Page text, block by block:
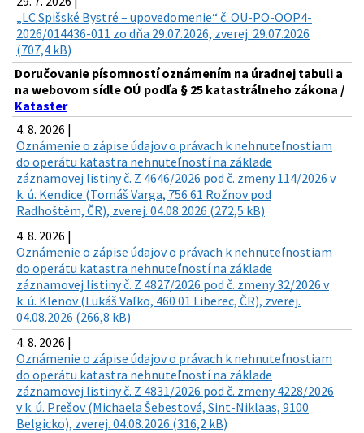
„LC Spišské Bystré – upovedomenie“ č. OU-PO-OOP4-
2026/014436-011 zo dňa 29.07.2026, zverej. 29.07.2026
(707,4 kB)
Doručovanie písomností oznámením na úradnej tabuli a
na webovom sídle OÚ podľa § 25 katastrálneho zákona /
Kataster
4. 8. 2026 |
Oznámenie o zápise údajov o právach k nehnuteľnostiam
do operátu katastra nehnuteľností na základe
záznamovej listiny č. Z 4646/2026 pod č. zmeny 114/2026 v
k. ú. Kendice (Tomáš Varga, 756 61 Rožnov pod
Radhoštěm, ČR), zverej. 04.08.2026 (272,5 kB)
4. 8. 2026 |
Oznámenie o zápise údajov o právach k nehnuteľnostiam
do operátu katastra nehnuteľností na základe
záznamovej listiny č. Z 4827/2026 pod č. zmeny 32/2026 v
k. ú. Klenov (Lukáš Vaľko, 460 01 Liberec, ČR), zverej.
04.08.2026 (266,8 kB)
4. 8. 2026 |
Oznámenie o zápise údajov o právach k nehnuteľnostiam
do operátu katastra nehnuteľností na základe
záznamovej listiny č. Z 4831/2026 pod č. zmeny 4228/2026
v k. ú. Prešov (Michaela Šebestová, Sint-Niklaas, 9100
Belgicko), zverej. 04.08.2026 (316,2 kB)